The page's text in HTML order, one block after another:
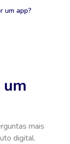
um app?
mais
digital.